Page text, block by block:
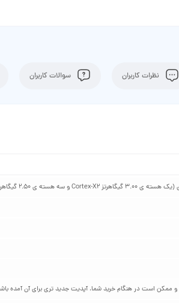
نظرات کاربران سوالات کاربران